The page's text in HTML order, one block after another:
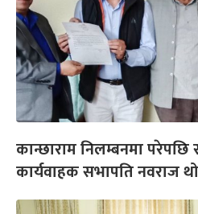
कान्छाराम निलम्बनमा परेपछि
कार्यवाहक सभापति नवराज